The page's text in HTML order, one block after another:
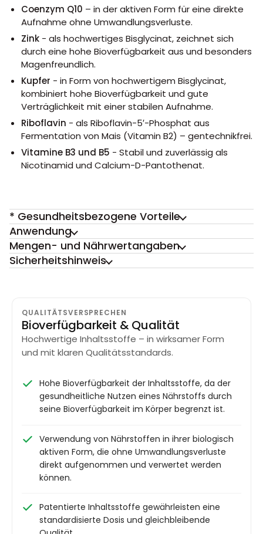
Coenzym Q10 – in der aktiven Form für eine direkte
Aufnahme ohne Umwandlungsverluste.
Zink - als hochwertiges Bisglycinat, zeichnet sich
durch eine hohe Bioverfügbarkeit aus und besonders
Magenfreundlich.
Kupfer - in Form von hochwertigem Bisglycinat,
kombiniert hohe Bioverfügbarkeit und gute
Verträglichkeit mit einer stabilen Aufnahme.
Riboflavin - als Riboflavin-5′-Phosphat aus
Fermentation von Mais (Vitamin B2) – gentechnikfrei.
Vitamine B3 und B5 - Stabil und zuverlässig als
Nicotinamid und Calcium-D-Pantothenat.
* Gesundheitsbezogene Vorteile
Anwendung
Mengen- und Nährwertangaben
Sicherheitshinweis
QUALITÄTSVERSPRECHEN
Bioverfügbarkeit & Qualität
Hochwertige Inhaltsstoffe – in wirksamer Form
und mit klaren Qualitätsstandards.
Hohe Bioverfügbarkeit der Inhaltsstoffe, da der
gesundheitliche Nutzen eines Nährstoffs durch
seine Bioverfügbarkeit im Körper begrenzt ist.
Verwendung von Nährstoffen in ihrer biologisch
aktiven Form, die ohne Umwandlungsverluste
direkt aufgenommen und verwertet werden
können.
Patentierte Inhaltsstoffe gewährleisten eine
standardisierte Dosis und gleichbleibende